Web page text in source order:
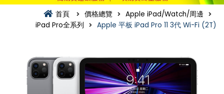
首頁 價格總覽
Apple iPad/Watch/周邊
iPad Pro全系列
Apple 平板 iPad Pro 11 3代 Wi-Fi (2T)